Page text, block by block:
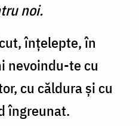
noi.
înţelepte, în
nevoindu-te cu
cu căldura şi cu
îngreunat.